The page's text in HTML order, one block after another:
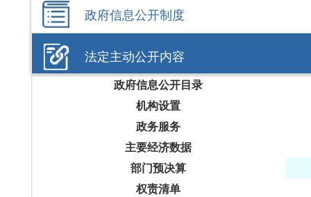
政府信息公开制度
法定主动公开内容
政府信息公开目录
机构设置
政务服务
主要经济数据
部门预决算
权责清单